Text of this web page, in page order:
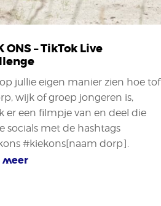
ONS – TikTok Live
jullie eigen manier zien hoe tof
wijk of groep jongeren is,
er een filmpje van en deel die
socials met de hashtags
#kiekons[naam dorp].
meer